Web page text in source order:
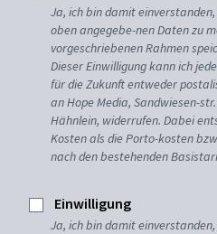
Ja, ich bin damit
oben angegebe-nen Daten zu
vorgeschriebenen Rahmen
Dieser Einwilligung kann ich
für die Zukunft entweder
an Hope Media, Sandwiesen-
Hähnlein, widerrufen. Dabei
Kosten als die Porto-kosten
nach den bestehenden
Einwilligung
Ja, ich bin damit